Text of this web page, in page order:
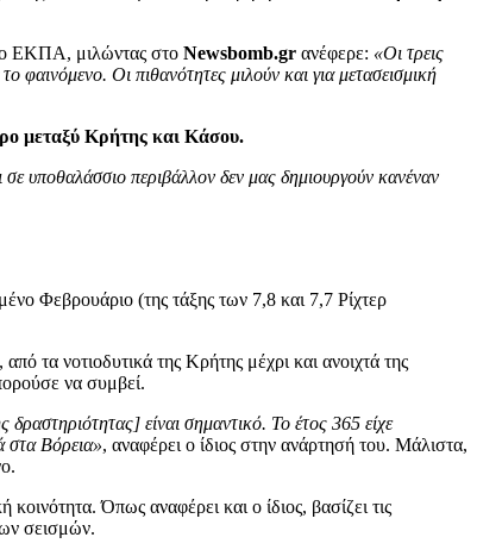
ΕΚΠΑ, μιλώντας στο Newsbomb.gr ανέφερε: «Οι τρεις
φαινόμενο. Οι πιθανότητες μιλούν και για μετασεισμική
μεταξύ Κρήτης και Κάσου.
σε υποθαλάσσιο περιβάλλον δεν μας δημιουργούν κανέναν
Φεβρουάριο (της τάξης των 7,8 και 7,7 Ρίχτερ
τα νοτιοδυτικά της Κρήτης μέχρι και ανοιχτά της
να συμβεί.
είναι σημαντικό. Το έτος 365 είχε
στα Βόρεια», αναφέρει ο ίδιος στην ανάρτησή του. Μάλιστα,
Όπως αναφέρει και ο ίδιος, βασίζει τις
σεισμών.